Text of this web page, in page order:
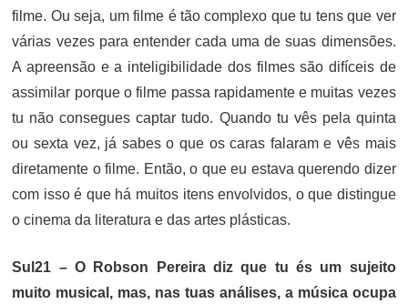
filme. Ou seja, um filme é tão complexo que tu tens que ver
várias vezes para entender cada uma de suas dimensões.
A apreensão e a inteligibilidade dos filmes são difíceis de
assimilar porque o filme passa rapidamente e muitas vezes
tu não consegues captar tudo. Quando tu vês pela quinta
ou sexta vez, já sabes o que os caras falaram e vês mais
diretamente o filme. Então, o que eu estava querendo dizer
com isso é que há muitos itens envolvidos, o que distingue
o cinema da literatura e das artes plásticas.
Sul21 – O Robson Pereira diz que tu és um sujeito
muito musical, mas, nas tuas análises, a música ocupa